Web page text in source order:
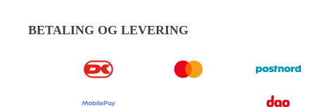
BETALING OG LEVERING